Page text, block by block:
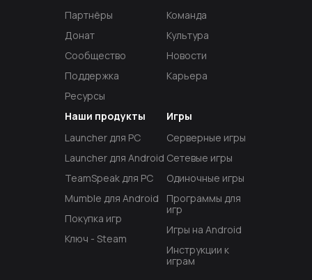
Партнёры
Донат
Сообщество
Поддержка
Ресурсы
Наши продукты
Launcher для PC
Launcher для Android
TeamSpeak для PC
Mumble для Android
Покупка игр
Ключ - Steam
Игры
Серверные игры
Сетевые игры
Одиночные игры
Программы для
игр
Игры на Android
Инструкции к
играм
Команда
Культура
Новости
Карьера